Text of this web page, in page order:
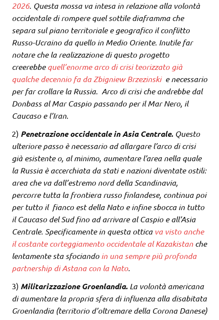
2026. Questa mossa va intesa in relazione alla volontà
occidentale di rompere quel sottile diaframma che
separa sul piano territoriale e geografico il conflitto
Russo-Ucraino da quello in Medio Oriente. Inutile far
notare che la realizzazione di questo progetto
creerebbequell’enorme arco di crisi teorizzato già
qualche decennio fa da Zbigniew Brzezinskie necessario
per far crollare la Russia. Arco di crisi che andrebbe dal
Donbass al Mar Caspio passando per il Mar Nero, il
Caucaso e l’Iran.
2) Penetrazione occidentale in Asia Centrale. Questo
ulteriore passo è necessario ad allargare l’arco di crisi
già esistente o, al minimo, aumentare l’area nella quale
la Russia è accerchiata da stati e nazioni diventate ostili:
area che va dall’estremo nord della Scandinavia,
percorre tutta la frontiera russo finlandese, continua poi
per tutto il fianco est della Nato e infine sbocca in tutto
il Caucaso del Sud fino ad arrivare al Caspio e all’Asia
Centrale. Specificamente in questa ottica va visto anche
il costante corteggiamento occidentale al Kazakistan che
lentamente sta sfociandoin una sempre più profonda
partnership di Astana con la Nato.
3) Militarizzazione Groenlandia. La volontà americana
di aumentare la propria sfera di influenza alla disabitata
Groenlandia (territorio d’oltremare della Corona Danese)